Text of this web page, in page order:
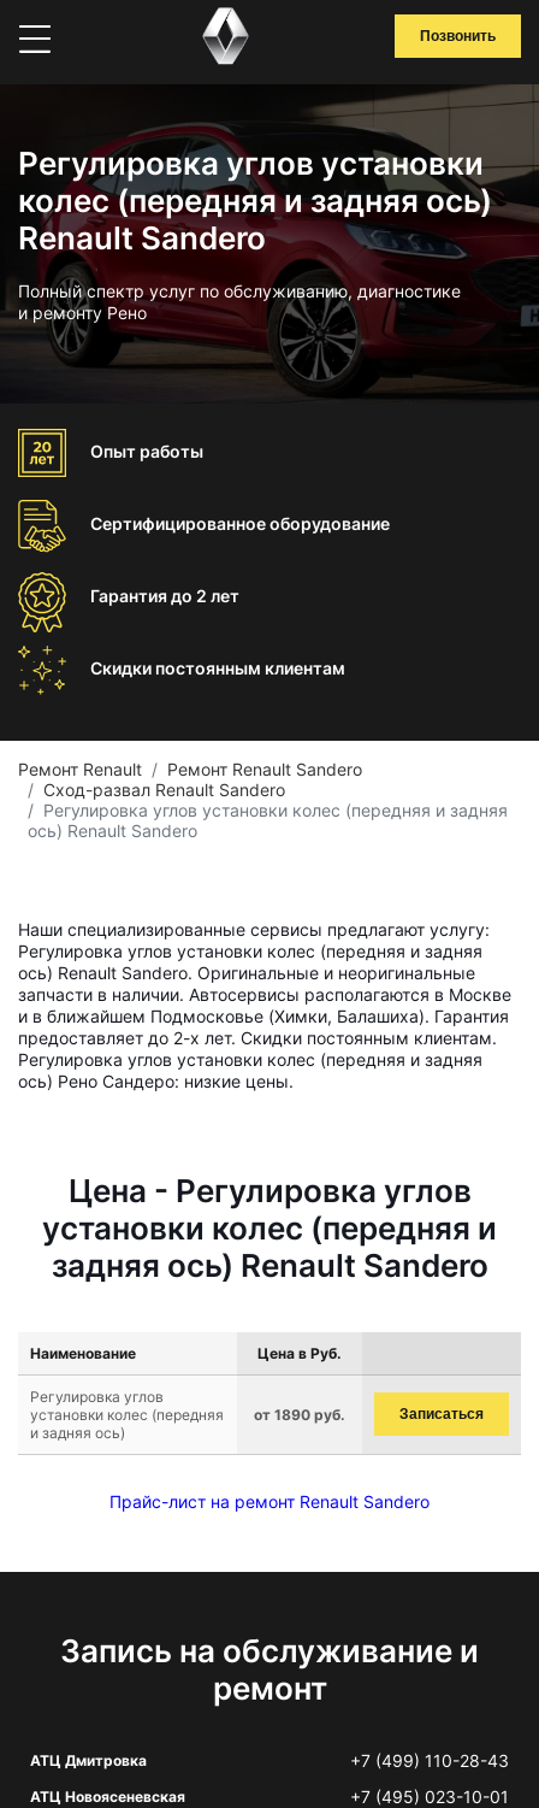
Позвонить
Регулировка углов установки
колес (передняя и задняя ось)
Renault Sandero
Полный спектр услуг по обслуживанию, диагностике
и ремонту Рено
Опыт работы
Сертифицированноеоборудование
Гарантиядо 2 лет
Скидки постоянным клиентам
Ремонт Renault
Ремонт Renault Sandero
Сход-развал Renault Sandero
Регулировка углов установки колес (передняя и задняя
ось) Renault Sandero
Наши специализированные сервисы предлагают услугу:
Регулировка углов установки колес (передняя и задняя
ось) Renault Sandero. Оригинальные и неоригинальные
запчасти в наличии. Автосервисы располагаются в Москве
и в ближайшем Подмосковье (Химки, Балашиха). Гарантия
предоставляет до 2-х лет. Скидки постоянным клиентам.
Регулировка углов установки колес (передняя и задняя
ось) Рено Сандеро: низкие цены.
Цена - Регулировка углов
установки колес (передняя и
задняя ось) Renault Sandero
Наименование Цена в Руб.
Регулировка углов
установки колес (передняя
и задняя ось)
от 1890 руб. Записаться
Прайс-лист на ремонт Renault Sandero
Запись на обслуживание и
ремонт
АТЦ Дмитровка +7 (499) 110-28-43
АТЦ Новоясеневская +7 (495) 023-10-01